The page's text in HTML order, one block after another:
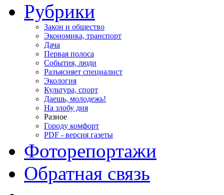
Рубрики
Закон и общество
Экономика, транспорт
Дача
Первая полоса
События, люди
Разъясняет специалист
Экология
Культура, спорт
Даешь, молодежь!
На злобу дня
Разное
Городу комфорт
PDF - версия газеты
Фоторепортажи
Обратная связь